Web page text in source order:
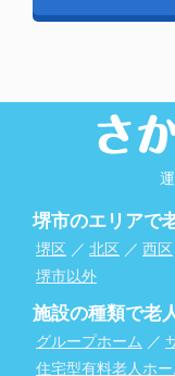
堺市のエリアで
堺区 ／ 北区 ／ 西区
堺市以外
施設の種類で老
グループホーム ／
住宅型有料老人ホー